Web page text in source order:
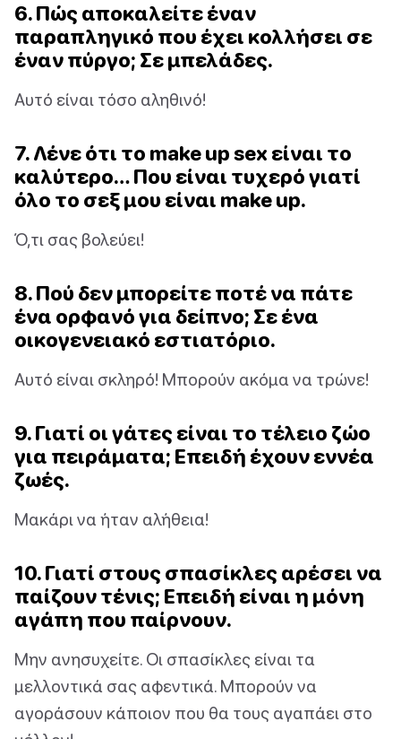
6. Πώς αποκαλείτε έναν
παραπληγικό που έχει κολλήσει σε
έναν πύργο; Σε μπελάδες.
Αυτό είναι τόσο αληθινό!
7. Λένε ότι το make up sex είναι το
καλύτερο… Που είναι τυχερό γιατί
όλο το σεξ μου είναι make up.
Ό,τι σας βολεύει!
8. Πού δεν μπορείτε ποτέ να πάτε
ένα ορφανό για δείπνο; Σε ένα
οικογενειακό εστιατόριο.
Αυτό είναι σκληρό! Μπορούν ακόμα να τρώνε!
9. Γιατί οι γάτες είναι το τέλειο ζώο
για πειράματα; Επειδή έχουν εννέα
ζωές.
Μακάρι να ήταν αλήθεια!
10. Γιατί στους σπασίκλες αρέσει να
παίζουν τένις; Επειδή είναι η μόνη
αγάπη που παίρνουν.
Μην ανησυχείτε. Οι σπασίκλες είναι τα
μελλοντικά σας αφεντικά. Μπορούν να
αγοράσουν κάποιον που θα τους αγαπάει στο